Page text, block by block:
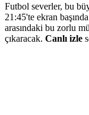
Futbol severler, bu
21:45'te ekran
arasındaki bu zorlu
çıkaracak. Canlı izle